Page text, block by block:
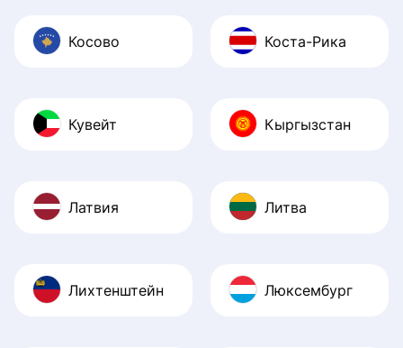
Косово Коста-Рика
Кувейт Кыргызстан
Латвия Литва
Лихтенштейн Люксембург